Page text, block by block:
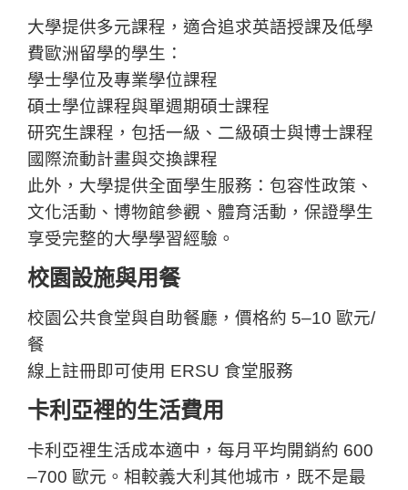
大學提供多元課程，適合追求英語授課及低學
費歐洲留學的學生：
學士學位及專業學位課程
碩士學位課程與單週期碩士課程
研究生課程，包括一級、二級碩士與博士課程
國際流動計畫與交換課程
此外，大學提供全面學生服務：包容性政策、
文化活動、博物館參觀、體育活動，保證學生
享受完整的大學學習經驗。
校園設施與用餐
校園公共食堂與自助餐廳，價格約 5–10 歐元/
餐
線上註冊即可使用 ERSU 食堂服務
卡利亞裡的生活費用
卡利亞裡生活成本適中，每月平均開銷約 600
–700 歐元。相較義大利其他城市，既不是最